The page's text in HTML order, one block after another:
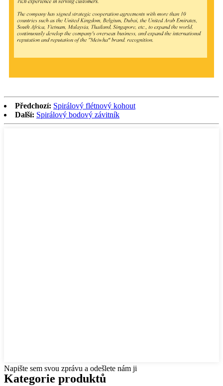
Předchozí: Spirálový flétnový kohout
Další: Spirálový bodový závitník
Napište sem svou zprávu a odešlete nám ji
Kategorie produktů